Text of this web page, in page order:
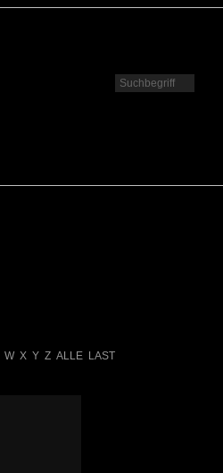
W X Y Z ALLE LAST